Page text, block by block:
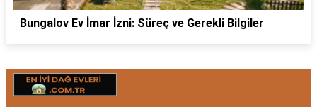
Bungalov Ev İmar İzni: Süreç ve Gerekli Bilgiler